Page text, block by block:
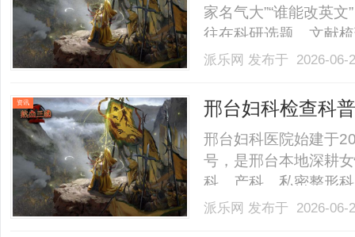
家名气大”“谁能改英
往在科研选题、文献
导、论文润色、翻译
绕2026年当前科研论
派乐网 发布于 2026-
资讯
邢台妇科检查科
— 邢台妇科医院
邢台妇科医院始建于
号，是邢台本地深耕
科、产科、私密整形
建系统化诊疗体系。
派乐网 发布于 2026-